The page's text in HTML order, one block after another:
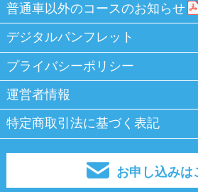
普通車以外のコースのお知らせ
デジタルパンフレット
プライバシーポリシー
運営者情報
特定商取引法に基づく表記
お申し込みは